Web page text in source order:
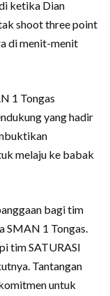
ketika Dian
shoot three point
di menit-menit
1 Tongas
yang hadir
melaju ke babak
bagi tim
SMAN 1 Tongas.
tim SATURASI
Tantangan
untuk